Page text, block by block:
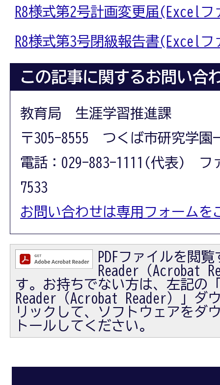
R8様式第2号計画変更届 (Excelフ
R8様式第3号閉級報告書(Excel
この記事に関するお問い合
教育局 生涯学習推進課
〒305-8555 つくば市研究学園
電話：029-883-1111(代表) フ
7533
お問い合わせは専用フォームを
PDFファイルを閲
Reader（Acrobat
す。お持ちでない方は、左記の
Reader（Acrobat Reader）」ダ
リックして、ソフトウェアをダ
トールしてください。